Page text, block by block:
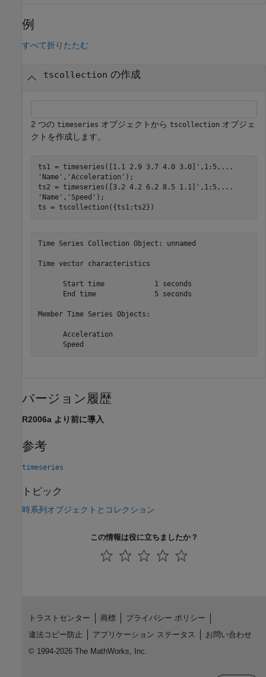
例
すべて折りたたむ
tscollection の作成
2 つの timeseries オブジェクトから tscollection オブジェ
クトを作成します。
ts1 = timeseries([1.1 2.9 3.7 4.0 3.0]',1:5, ...
'Name' , 'Acceleration' );
ts2 = timeseries([3.2 4.2 6.2 8.5 1.1]',1:5, ...
'Name' , 'Speed' );
ts = tscollection({ts1;ts2})
Time Series Collection Object: unnamed
Time vector characteristics
      Start time            1 seconds
      End time              5 seconds
Member Time Series Objects:
      Acceleration
バージョン履歴
R2006a より前に導入
参考
timeseries
トピック
時系列オブジェクトとコレクション
この情報は役に立ちましたか？
トラストセンター 商標
プライバシー ポリシー
違法コピー防止
アプリケーション ステータス
お問い合わせ
© 1994-2026 The MathWorks, Inc.